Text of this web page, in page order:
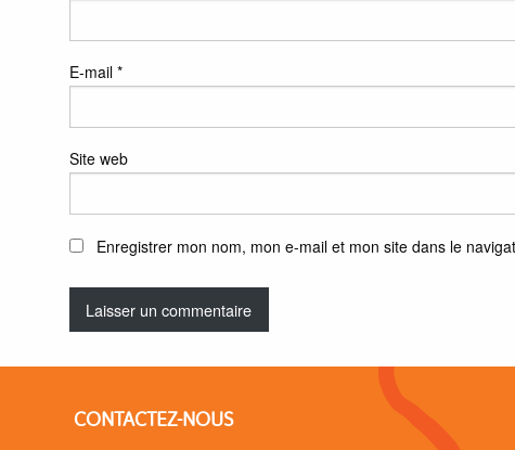
E-mail *
Site web
Enregistrer mon nom, mon e-mail et mon site dans le
CONTACTEZ-NOUS